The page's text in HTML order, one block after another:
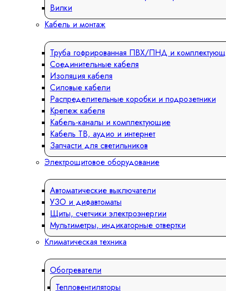
Вилки
Кабель и монтаж
Труба гофрированная ПВХ/ПНД и
Соединительные кабеля
Изоляция кабеля
Силовые кабели
Распределительные коробки и подрозетники
Крепеж кабеля
Кабель-каналы и комплектующие
Кабель ТВ, аудио и интернет
Запчасти для светильников
Электрощитовое оборудование
Автоматические выключатели
УЗО и дифавтоматы
Щиты, счетчики электроэнергии
Мультиметры, индикаторные отвертки
Климатическая техника
Обогреватели
Тепловентиляторы